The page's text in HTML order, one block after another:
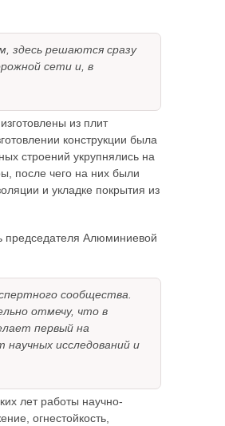
здесь решаются сразу
сети и, в
из плит
конструкции была
строений укрупнялись на
после чего на них были
и укладке покрытия из
председателя Алюминиевой
сообщества.
отмечу, что в
первый на
исследований и
лет работы научно-
огнестойкость,